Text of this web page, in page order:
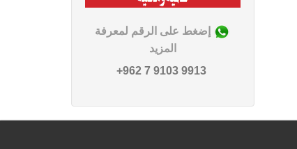
إضغط على الرقم لمعرفة
المزيد
9913 9103 7 962+